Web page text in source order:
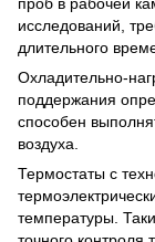
исследований,
длительного
Охладительно-
поддержания
способен
воздуха.
Термостаты с
температуры.